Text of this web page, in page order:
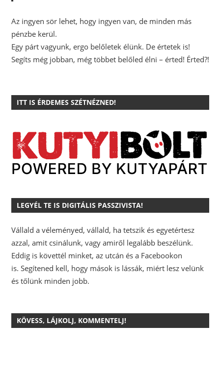
Az ingyen sör lehet, hogy ingyen van, de minden más
pénzbe kerül.
Egy párt vagyunk, ergo belőletek élünk. De értetek is!
Segíts még jobban, még többet belőled élni – érted! Érted?!
ITT IS ÉRDEMES SZÉTNÉZNED!
LEGYÉL TE IS DIGITÁLIS PASSZIVISTA!
Vállald a véleményed, vállald, ha tetszik és egyetértesz
azzal, amit csinálunk, vagy amiről legalább beszélünk.
Eddig is követtél minket, az utcán és a Facebookon
is. Segítened kell, hogy mások is lássák, miért lesz velünk
és tőlünk minden jobb.
KÖVESS, LÁJKOLJ, KOMMENTELJ!